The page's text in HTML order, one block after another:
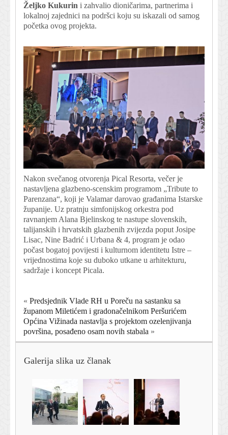
Željko Kukurin i zahvalio dioničarima, partnerima i
lokalnoj zajednici na podršci koju su iskazali od samog
početka ovog projekta.
Nakon svečanog otvorenja Pical Resorta, večer je
nastavljena glazbeno-scenskim programom „Tribute to
Parenzana“, koji je Valamar darovao građanima Istarske
županije. Uz pratnju simfonijskog orkestra pod
ravnanjem Alana Bjelinskog te nastupe slovenskih,
talijanskih i hrvatskih glazbenih zvijezda poput Josipe
Lisac, Nine Badrić i Urbana & 4, program je odao
počast bogatoj povijesti i kulturnom identitetu Istre –
vrijednostima koje su duboko utkane u arhitekturu,
sadržaje i koncept Picala.
« Predsjednik Vlade RH u Poreču na sastanku sa
županom Miletićem i gradonačelnikom Peršurićem
Općina Vižinada nastavlja s projektom ozelenjivanja
površina, posađeno osam novih stabala »
Galerija slika uz članak